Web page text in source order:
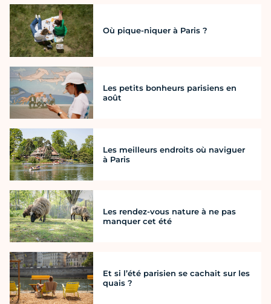
Où pique-niquer à Paris ?
Les petits bonheurs parisiens en
août
Les meilleurs endroits où naviguer
à Paris
Les rendez-vous nature à ne pas
manquer cet été
Et si l’été parisien se cachait sur les
quais ?